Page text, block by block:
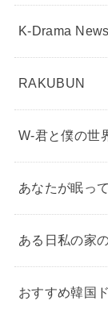
K-Drama
RAKUBUN
W-君と僕の世
あなたが眠っ
ある日私の家
おすすめ韓国